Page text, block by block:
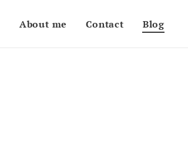
About me Contact Blog